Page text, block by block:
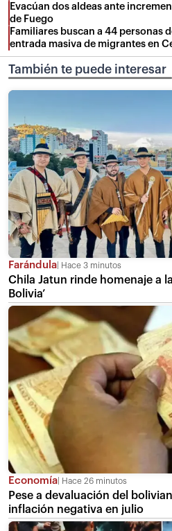
Evacúan dos aldeas ante
de Fuego
Familiares buscan a 44 personas
entrada masiva de migrantes en
También te puede interesar
Farándula Hace 3 minutos
Chila Jatun rinde homenaje a
Bolivia’
Economía Hace 26 minutos
Pese a devaluación del
inflación negativa en julio